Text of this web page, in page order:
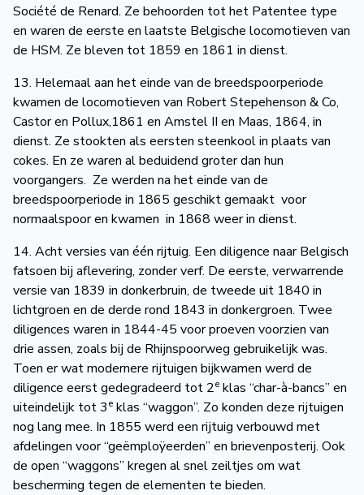
Société de Renard. Ze behoorden tot het Patentee type
en waren de eerste en laatste Belgische locomotieven van
de HSM. Ze bleven tot 1859 en 1861 in dienst.
13. Helemaal aan het einde van de breedspoorperiode
kwamen de locomotieven van Robert Stepehenson & Co,
Castor en Pollux,1861 en Amstel II en Maas, 1864, in
dienst. Ze stookten als eersten steenkool in plaats van
cokes. En ze waren al beduidend groter dan hun
voorgangers. Ze werden na het einde van de
breedspoorperiode in 1865 geschikt gemaakt voor
normaalspoor en kwamen in 1868 weer in dienst.
14. Acht versies van één rijtuig. Een diligence naar Belgisch
fatsoen bij aflevering, zonder verf. De eerste, verwarrende
versie van 1839 in donkerbruin, de tweede uit 1840 in
lichtgroen en de derde rond 1843 in donkergroen. Twee
diligences waren in 1844-45 voor proeven voorzien van
drie assen, zoals bij de Rhijnspoorweg gebruikelijk was.
Toen er wat modernere rijtuigen bijkwamen werd de
diligence eerst gedegradeerd tot 2e klas “char-à-bancs” en
uiteindelijk tot 3e klas “waggon”. Zo konden deze rijtuigen
nog lang mee. In 1855 werd een rijtuig verbouwd met
afdelingen voor “geëmploÿeerden” en brievenposterij. Ook
de open “waggons” kregen al snel zeiltjes om wat
bescherming tegen de elementen te bieden.